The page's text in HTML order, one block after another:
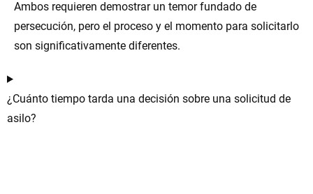
Ambos requieren demostrar un temor fundado de
persecución, pero el proceso y el momento para solicitarlo
son significativamente diferentes.
¿Cuánto tiempo tarda una decisión sobre una solicitud de
asilo?